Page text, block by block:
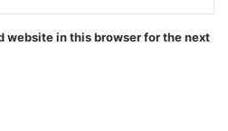
website in this browser for the next